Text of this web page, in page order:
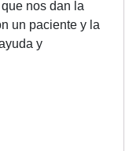
nos dan la
un paciente y la
y